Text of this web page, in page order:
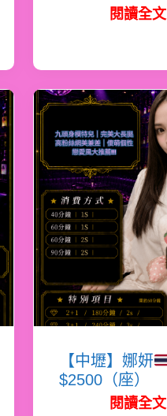
閱讀全文
【中壢】娜妍
$2500（座）
閱讀全文